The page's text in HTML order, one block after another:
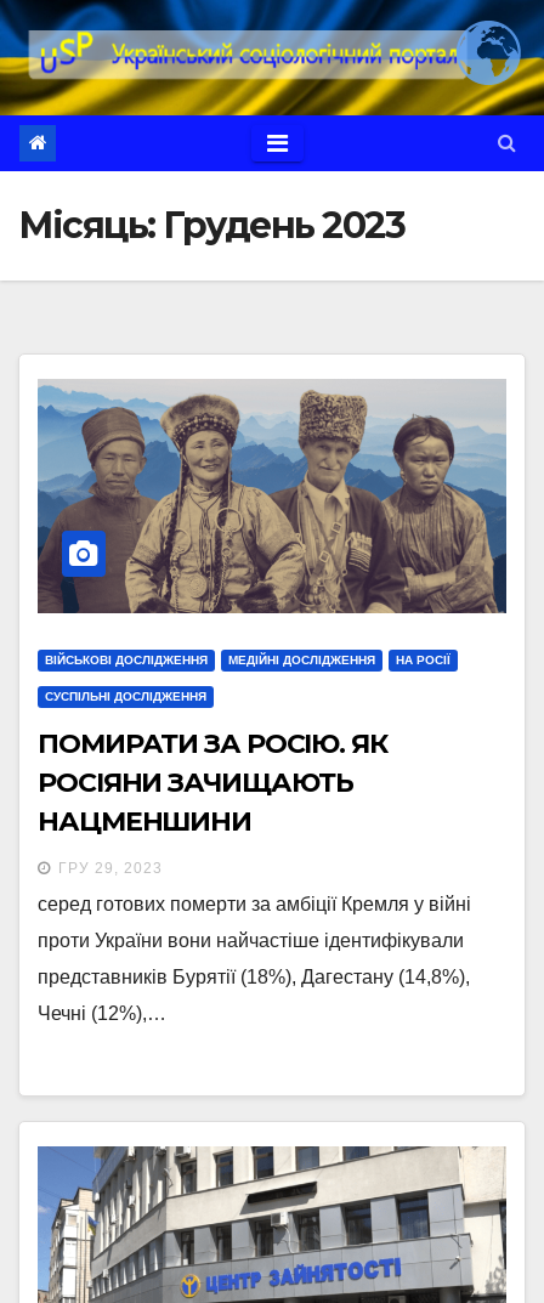
Перейти
до
вмісту
Місяць: Грудень 2023
ВІЙСЬКОВІ ДОСЛІДЖЕННЯ МЕДІЙНІ ДОСЛІДЖЕННЯ НА РОСІЇ
СУСПІЛЬНІ ДОСЛІДЖЕННЯ
ПОМИРАТИ ЗА РОСІЮ. ЯК
РОСІЯНИ ЗАЧИЩАЮТЬ
НАЦМЕНШИНИ
ГРУ 29, 2023
серед готових померти за амбіції Кремля у війні
проти України вони найчастіше ідентифікували
представників Бурятії (18%), Дагестану (14,8%),
Чечні (12%),…